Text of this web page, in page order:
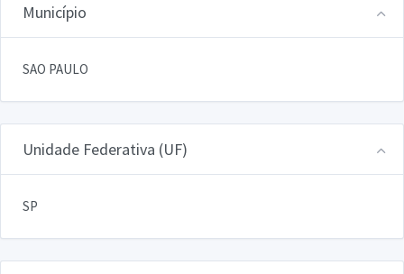
Município
SAO PAULO
Unidade Federativa (UF)
SP